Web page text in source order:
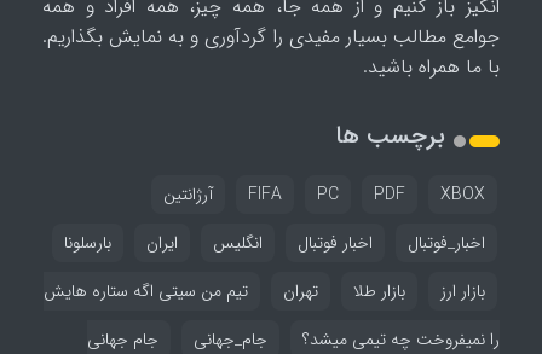
انگیز باز کنیم و از همه جا، همه چیز، همه افراد و همه
جوامع مطالب بسیار مفیدی را گردآوری و به نمایش بگذاریم.
با ما همراه باشید.
برچسب ها
FIFA PC PDF XBOX
آرژانتین
اخبار_فوتبال
اخبار فوتبال انگلیس ایران
بارسلونا
بازار ارز
بازار طلا تهران
تیم من سیتی اگه ستاره هایش
را نمیفروخت چه تیمی میشد؟
جام_جهانی
جام جهانی